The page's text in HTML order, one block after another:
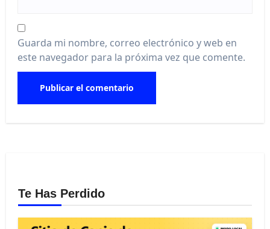
Guarda mi nombre, correo electrónico y web en
este navegador para la próxima vez que comente.
Te Has Perdido